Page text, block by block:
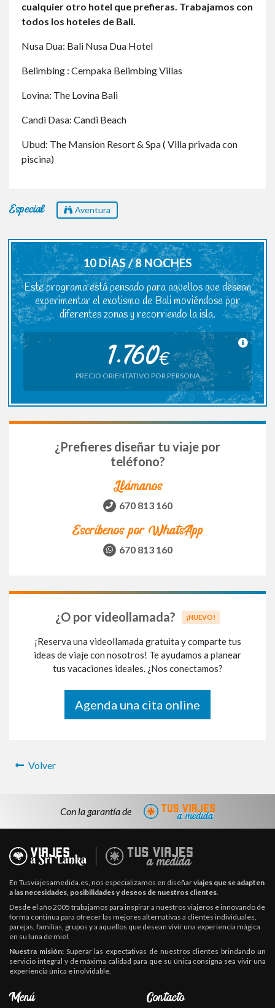
cualquier otro hotel que prefieras. Trabajamos con
todos los hoteles de Bali.
Nusa Dua: Bali Nusa Dua Hotel
Belimbing : Cempaka Belimbing Villas
Lovina: The Lovina Bali
Candi Dasa: Candi Beach
Ubud: The Mansion Resort & Spa ( Villa privada con
piscina)
Especial Aventura
10 DÍAS / 8 NOCHES
Este programa está pensado para aquellos que desean
experimentar el exotismo de Bali moviéndose por
diferentes zonas y recorriendo la isla.
1.760€
PRECIO ORIENTATIVO POR PERSONA
¿Prefieres diseñar tu viaje por
teléfono?
Llámanos
670 813 160
Escríbenos por WhatsApp
670 813 160
¿O por videollamada? ¡NUEVO!
¡Reserva una videollamada gratuita y comparte tus
ideas de viaje con nosotros! Te ayudamos a planear
tus vacaciones ideales. ¿Nos conectamos?
Agenda una cita online
Volver
Con la garantía de
En Tusviajesamedida.es, nos especializamos en diseñarviajes que se adapten
a las necesidades, posibilidades y deseos de nuestros clientes.
Desde el año 2005 trabajamos para inspirar a nuestros viajeros e innovando de
forma continua para ofrecer las mejores alternativas a clientes individuales,
parejas, familias, grupos y a aquellos que desean vivir una experiencia mágica
en su luna de miel.
Nuestra misión:Superar las expectativas de nuestros clientes brindando un
servicio integral y de máxima calidad para que su única consigna sea vivir una
experiencia única e inolvidable.
Menú Contacto